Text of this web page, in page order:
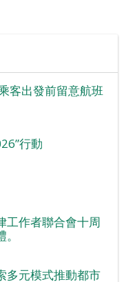
客出發前留意航班
行動
工作者聯合會十周
多元模式推動都市